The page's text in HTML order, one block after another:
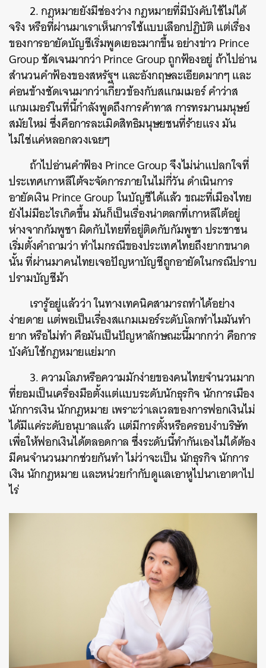
2. กฎหมายยังมีช่องว่าง กฎหมายที่มีบังคับใช้ไม่ได้
จริง หรือที่ผ่านมาเราเห็นการใช้แบบเลือกปฏิบัติ แต่เรื่อง
ของการอายัดบัญชีเริ่มพูดเยอะมากขึ้น อย่างข่าว Prince
Group ชัดเจนมากว่า Prince Group ถูกฟ้องอยู่ ถ้าไปอ่าน
สำนวนคำฟ้องของสหรัฐฯ และอังกฤษละเอียดมากๆ และ
ค่อนข้างชัดเจนมากว่าเกี่ยวข้องกับสแกมเมอร์ คำว่าส
แกมเมอร์ในที่นี้กำลังพูดถึงการค้าทาส การทรมานมนุษย์
สมัยใหม่ ซึ่งคือการละเมิดสิทธิมนุษยชนที่ร้ายแรง มัน
ไม่ใช่แค่หลอกลวงเฉยๆ
ถ้าไปอ่านคำฟ้อง Prince Group จึงไม่น่าแปลกใจที่
ประเทศเกาหลีใต้จะจัดการภายในไม่กี่วัน ดำเนินการ
อายัดเงิน Prince Group ในบัญชีได้แล้ว ขณะที่เมืองไทย
ยังไม่มีอะไรเกิดขึ้น มันก็เป็นเรื่องน่าตลกที่เกาหลีใต้อยู่
ห่างจากกัมพูชา ผิดกับไทยที่อยู่ติดกับกัมพูชา ประชาชน
เริ่มตั้งคำถามว่า ทำไมกรณีของประเทศไทยถึงยากขนาด
นั้น ที่ผ่านมาคนไทยเจอปัญหาบัญชีถูกอายัดในกรณีปราบ
ปรามบัญชีม้า
เรารู้อยู่แล้วว่า ในทางเทคนิคสามารถทำได้อย่าง
ง่ายดาย แต่พอเป็นเรื่องสแกมเมอร์ระดับโลกทำไมมันทำ
ยาก หรือไม่ทำ คือมันเป็นปัญหาลักษณะนี้มากกว่า คือการ
บังคับใช้กฎหมายแย่มาก
3. ความโลภหรือความมักง่ายของคนไทยจำนวนมาก
ที่ยอมเป็นเครื่องมือตั้งแต่แบบระดับนักธุรกิจ นักการเมือง
นักการเงิน นักกฎหมาย เพราะว่าเลเวลของการฟอกเงินไม่
ได้มีแค่ระดับอนุบาลแล้ว แต่มีการตั้งหรือครอบงำบริษัท
เพื่อให้ฟอกเงินได้ตลอดกาล ซึ่งระดับนี้ทำกันเองไม่ได้ต้อง
มีคนจำนวนมากช่วยกันทำ ไม่ว่าจะเป็น นักธุรกิจ นักการ
เงิน นักกฎหมาย และหน่วยกำกับดูแลเอาหูไปนาเอาตาไป
ไร่